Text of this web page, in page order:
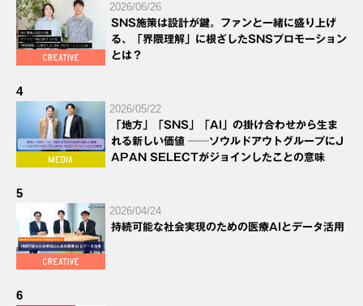
2026/06/26
SNS施策は設計が鍵。ファンと一緒に盛り上げ
る、「界隈理解」に根ざしたSNSプロモーション
とは？
4
2026/05/22
「地方」「SNS」「AI」の掛け合わせから生ま
れる新しい価値 ──ソウルドアウトグループにJ
APAN SELECTがジョインしたことの意味
5
2026/04/24
持続可能な社会実現のための医療AIとデータ活用
6